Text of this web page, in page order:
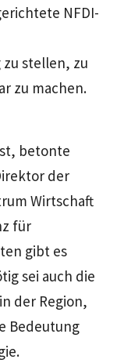
NFDI-
stellen, zu
zu machen.
betonte
der
Wirtschaft
für
gibt es
sei auch die
der Region,
Bedeutung